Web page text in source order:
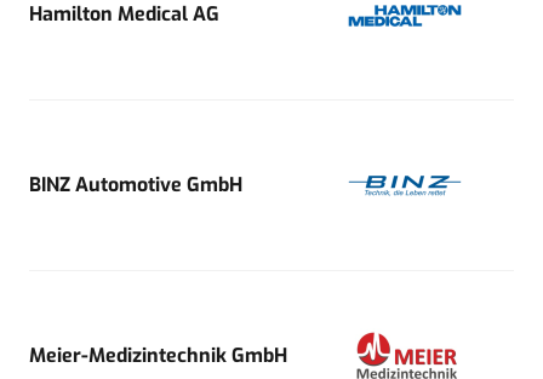
Hamilton Medical AG
BINZ Automotive GmbH
Meier-Medizintechnik GmbH